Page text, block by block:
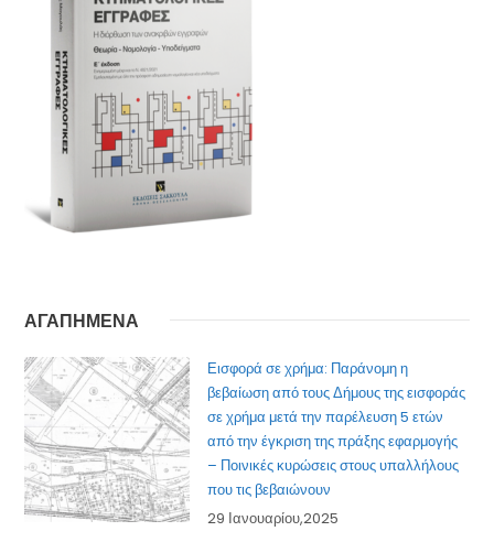
ΑΓΑΠΗΜΕΝΑ
Εισφορά σε χρήμα: Παράνομη η
βεβαίωση από τους Δήμους της εισφοράς
σε χρήμα μετά την παρέλευση 5 ετών
από την έγκριση της πράξης εφαρμογής
– Ποινικές κυρώσεις στους υπαλλήλους
που τις βεβαιώνουν
29 Ιανουαρίου,2025